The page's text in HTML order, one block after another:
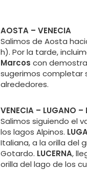
AOSTA – VENECIA
Salimos de Aosta
h). Por la tarde,
Marcos con
sugerimos completar
alrededores.
VENECIA – LUGANO –
Salimos siguiendo el
los lagos Alpinos.
Italiana, a la orilla del
Gotardo. LUCERNA,
orilla del lago de los